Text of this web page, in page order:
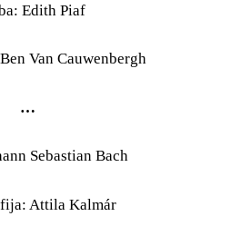
Edith Piaf
Van Cauwenbergh
…
Sebastian Bach
Attila Kalmár